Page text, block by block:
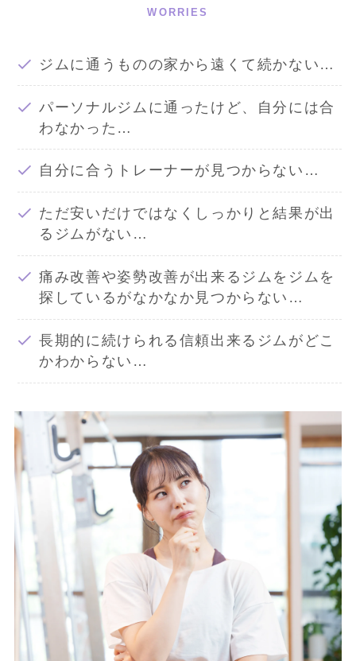
WORRIES
ジムに通うものの家から遠くて続かない…
パーソナルジムに通ったけど、自分には合
わなかった…
自分に合うトレーナーが見つからない…
ただ安いだけではなくしっかりと結果が出
るジムがない…
痛み改善や姿勢改善が出来るジムをジムを
探しているがなかなか見つからない…
長期的に続けられる信頼出来るジムがどこ
かわからない…